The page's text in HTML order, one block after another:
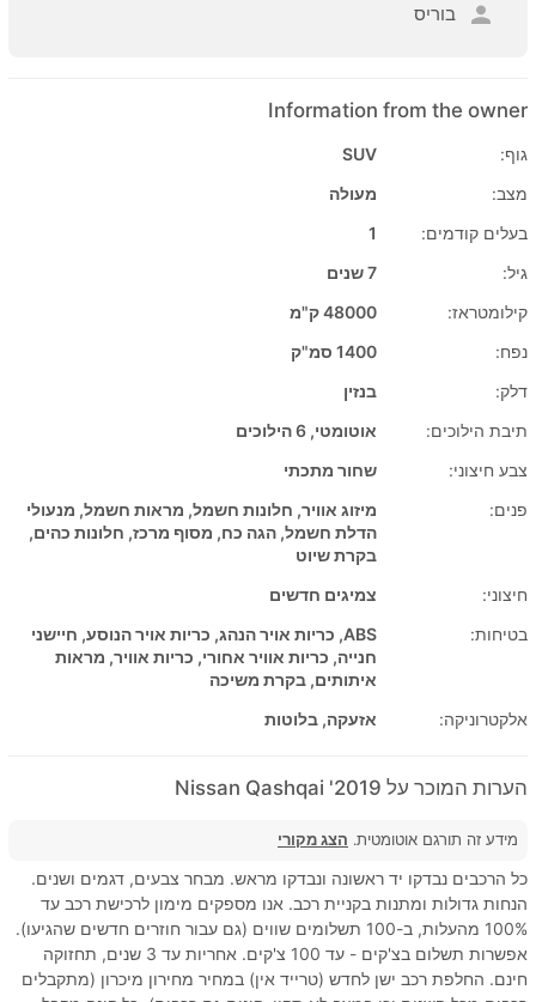
בוריס
Information from the owner
גוף:
SUV
מצב:
מעולה
בעלים קודמים:
1
גיל:
7 שנים
קילומטראז:
48000 ק"מ
נפח:
1400 סמ"ק
דלק:
בנזין
תיבת הילוכים:
אוטומטי, 6 הילוכים
צבע חיצוני:
שחור מתכתי
פנים:
מיזוג אוויר, חלונות חשמל, מראות חשמל, מנעולי
הדלת חשמל, הגה כח, מסוף מרכז, חלונות כהים,
בקרת שיוט
חיצוני:
צמיגים חדשים
בטיחות:
ABS, כריות אויר הנהג, כריות אויר הנוסע, חיישני
חנייה, כריות אוויר אחורי, כריות אוויר, מראות
איתותים, בקרת משיכה
אלקטרוניקה:
אזעקה, בלוטות
הערות המוכר על 2019' Nissan Qashqai
מידע זה תורגם אוטומטית. הצג מקורי
כל הרכבים נבדקו יד ראשונה ונבדקו מראש. מבחר צבעים, דגמים ושנים.
הנחות גדולות ומתנות בקניית רכב. אנו מספקים מימון לרכישת רכב עד
100% מהעלות, ב-100 תשלומים שווים (גם עבור חוזרים חדשים שהגיעו).
אפשרות תשלום בצ'קים - עד 100 צ'קים. אחריות עד 3 שנים, תחזוקה
חינם. החלפת רכב ישן לחדש (טרייד אין) במחיר מחירון מיכרון (מתקבלים